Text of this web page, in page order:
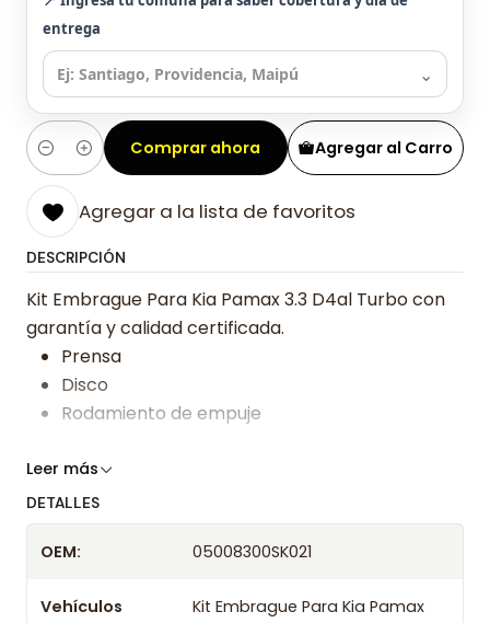
entrega
⌄
Cantidad
Agregar al Carro
Comprar ahora
Agregar a la lista de favoritos
DESCRIPCIÓN
Kit Embrague Para Kia Pamax 3.3 D4al Turbo con
garantía y calidad certificada.
Prensa
Disco
Rodamiento de empuje
Somos especialistas en embragues desde 2019,
tienda previo correo de confirmación.
Leer más
DETALLES
OEM: 05008300SK021
Vehículos
Kit Embrague Para Kia Pamax